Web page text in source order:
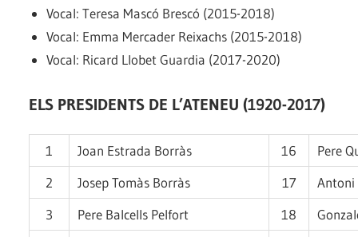
Vocal: Teresa Mascó Brescó (2015-2018)
Vocal: Emma Mercader Reixachs (2015-2018)
Vocal: Ricard Llobet Guardia (2017-2020)
ELS PRESIDENTS DE L’ATENEU (1920-2017)
1 Joan Estrada Borràs 16
Pere
2
Josep Tomàs Borràs 17
Antoni
3
Pere Balcells Pelfort 18